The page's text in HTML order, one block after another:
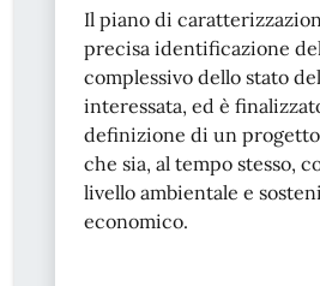
Il piano di
precisa identificazione
complessivo dello stato
interessata, ed è
definizione di un
che sia, al tempo stesso,
livello ambientale e
economico.